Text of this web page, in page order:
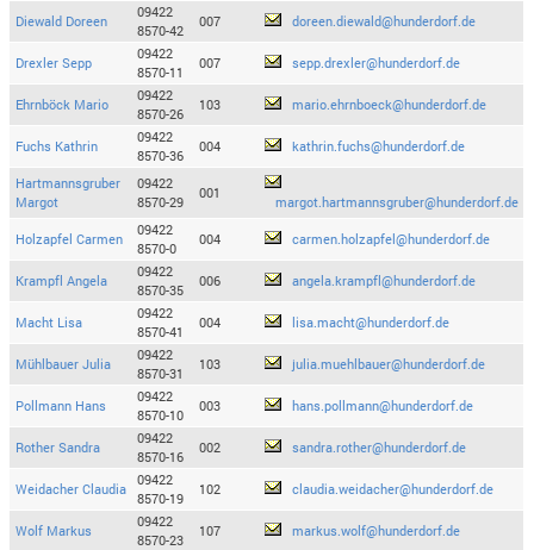
Diewald Doreen
09422
8570-42
007 doreen.diewald@hunderdorf.de
Drexler Sepp
09422
8570-11
007 sepp.drexler@hunderdorf.de
Ehrnböck Mario
09422
8570-26
103 mario.ehrnboeck@hunderdorf.de
Fuchs Kathrin
09422
8570-36
004 kathrin.fuchs@hunderdorf.de
Hartmannsgruber
Margot
09422
8570-29
001
margot.hartmannsgruber@hunderdorf.de
Holzapfel Carmen
09422
8570-0
004 carmen.holzapfel@hunderdorf.de
Krampfl Angela
09422
8570-35
006 angela.krampfl@hunderdorf.de
Macht Lisa
09422
8570-41
004 lisa.macht@hunderdorf.de
Mühlbauer Julia
09422
8570-31
103 julia.muehlbauer@hunderdorf.de
Pollmann Hans
09422
8570-10
003 hans.pollmann@hunderdorf.de
Rother Sandra
09422
8570-16
002 sandra.rother@hunderdorf.de
Weidacher Claudia
09422
8570-19
102 claudia.weidacher@hunderdorf.de
Wolf Markus
09422
8570-23
107 markus.wolf@hunderdorf.de